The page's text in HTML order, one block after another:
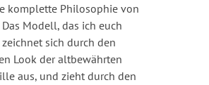
komplette Philosophie von
Das Modell, das ich euch
sich durch den
Look der altbewährten
aus, und zieht durch den